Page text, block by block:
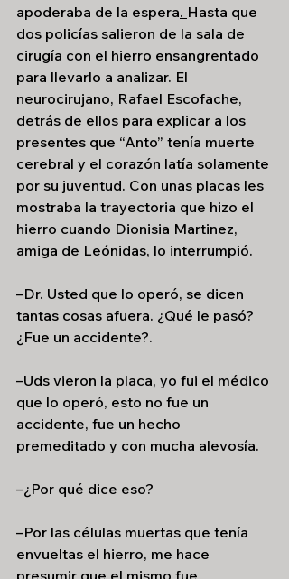
apoderaba de la espera. Hasta que
dos policías salieron de la sala de
cirugía con el hierro ensangrentado
para llevarlo a analizar. El
neurocirujano, Rafael Escofache,
detrás de ellos para explicar a los
presentes que “Anto” tenía muerte
cerebral y el corazón latía solamente
por su juventud. Con unas placas les
mostraba la trayectoria que hizo el
hierro cuando Dionisia Martinez,
amiga de Leónidas, lo interrumpió.
–Dr. Usted que lo operó, se dicen
tantas cosas afuera. ¿Qué le pasó?
¿Fue un accidente?.
–Uds vieron la placa, yo fui el médico
que lo operó, esto no fue un
accidente, fue un hecho
premeditado y con mucha alevosía.
–¿Por qué dice eso?
–Por las células muertas que tenía
envueltas el hierro, me hace
presumir que el mismo fue